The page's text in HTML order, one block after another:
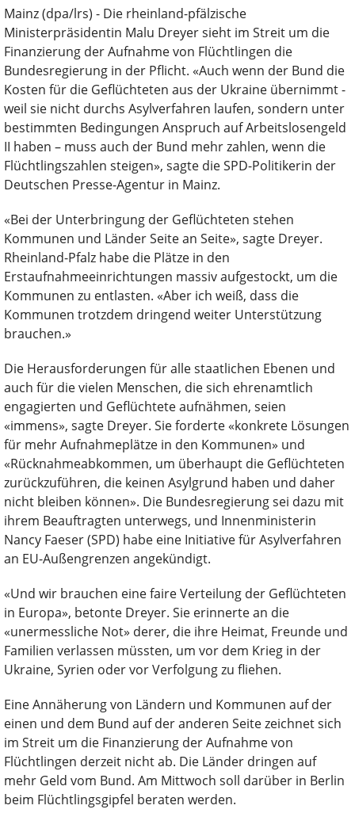
Mainz (dpa/lrs) - Die rheinland-pfälzische
Ministerpräsidentin Malu Dreyer sieht im Streit um die
Finanzierung der Aufnahme von Flüchtlingen die
Bundesregierung in der Pflicht. «Auch wenn der Bund die
Kosten für die Geflüchteten aus der Ukraine übernimmt -
weil sie nicht durchs Asylverfahren laufen, sondern unter
bestimmten Bedingungen Anspruch auf Arbeitslosengeld
II haben – muss auch der Bund mehr zahlen, wenn die
Flüchtlingszahlen steigen», sagte die SPD-Politikerin der
Deutschen Presse-Agentur in Mainz.
«Bei der Unterbringung der Geflüchteten stehen
Kommunen und Länder Seite an Seite», sagte Dreyer.
Rheinland-Pfalz habe die Plätze in den
Erstaufnahmeeinrichtungen massiv aufgestockt, um die
Kommunen zu entlasten. «Aber ich weiß, dass die
Kommunen trotzdem dringend weiter Unterstützung
brauchen.»
Die Herausforderungen für alle staatlichen Ebenen und
auch für die vielen Menschen, die sich ehrenamtlich
engagierten und Geflüchtete aufnähmen, seien
«immens», sagte Dreyer. Sie forderte «konkrete Lösungen
für mehr Aufnahmeplätze in den Kommunen» und
«Rücknahmeabkommen, um überhaupt die Geflüchteten
zurückzuführen, die keinen Asylgrund haben und daher
nicht bleiben können». Die Bundesregierung sei dazu mit
ihrem Beauftragten unterwegs, und Innenministerin
Nancy Faeser (SPD) habe eine Initiative für Asylverfahren
an EU-Außengrenzen angekündigt.
«Und wir brauchen eine faire Verteilung der Geflüchteten
in Europa», betonte Dreyer. Sie erinnerte an die
«unermessliche Not» derer, die ihre Heimat, Freunde und
Familien verlassen müssten, um vor dem Krieg in der
Ukraine, Syrien oder vor Verfolgung zu fliehen.
Eine Annäherung von Ländern und Kommunen auf der
einen und dem Bund auf der anderen Seite zeichnet sich
im Streit um die Finanzierung der Aufnahme von
Flüchtlingen derzeit nicht ab. Die Länder dringen auf
mehr Geld vom Bund. Am Mittwoch soll darüber in Berlin
beim Flüchtlingsgipfel beraten werden.